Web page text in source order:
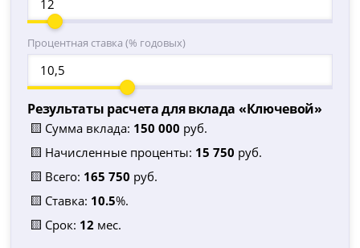
Процентная ставка (% годовых)
Результаты расчета для вклада «Ключевой»
🟨 Сумма вклада: 150 000 руб.
🟨 Начисленные проценты: 15 750 руб.
🟨 Всего: 165 750 руб.
🟨 Ставка: 10.5%.
🟨 Срок: 12 мес.